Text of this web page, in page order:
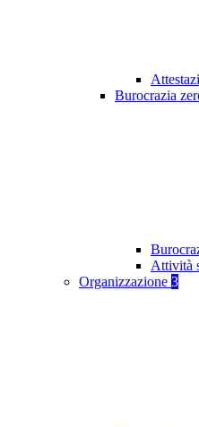
Burocrazia
Attività
Organizzazione 3